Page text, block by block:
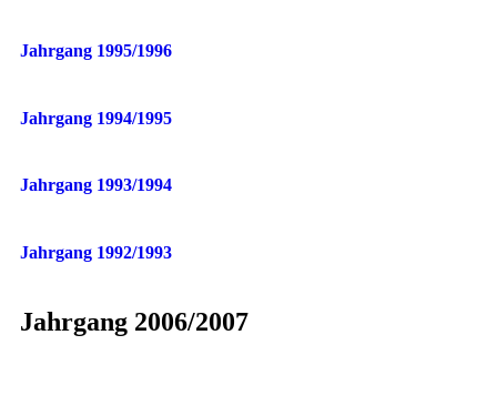
Jahrgang 1995/1996
Jahrgang 1994/1995
Jahrgang 1993/1994
Jahrgang 1992/1993
Jahrgang 2006/2007